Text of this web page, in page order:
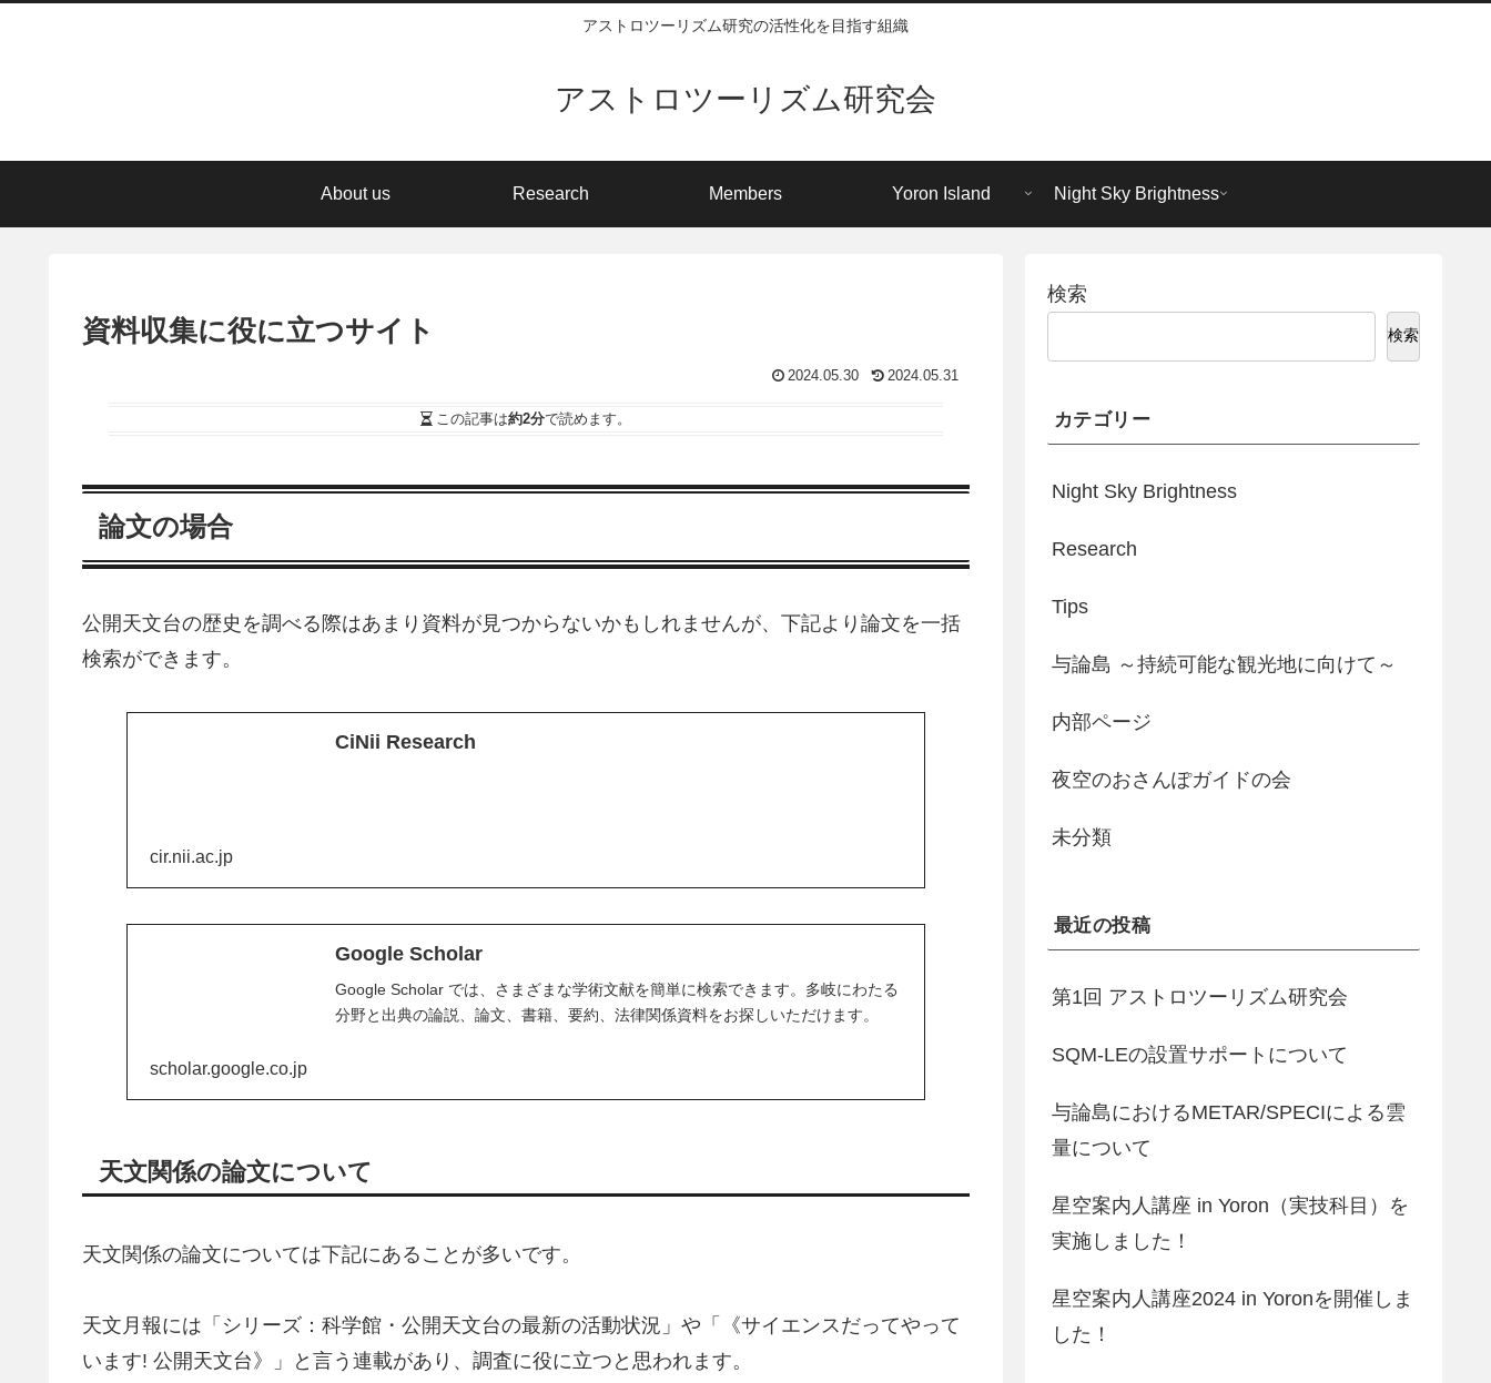
アストロツーリズム研究の活性化を目指す組織
アストロツーリズム研究会
About us Research Members Yoron Island Night Sky Brightness
資料収集に役に立つサイト
2024.05.30 2024.05.31
この記事は約2分で読めます。
論文の場合
公開天文台の歴史を調べる際はあまり資料が見つからないかもしれませんが、下記より論文を一括
検索ができます。
CiNii Research
cir.nii.ac.jp
Google Scholar
Google Scholar では、さまざまな学術文献を簡単に検索できます。多岐にわたる
分野と出典の論説、論文、書籍、要約、法律関係資料をお探しいただけます。
scholar.google.co.jp
天文関係の論文について
天文関係の論文については下記にあることが多いです。
天文月報には「シリーズ：科学館・公開天文台の最新の活動状況」や「《サイエンスだってやって
います! 公開天文台》」と言う連載があり、調査に役に立つと思われます。
検索
検索
カテゴリー
Night Sky Brightness
Research
Tips
与論島 ～持続可能な観光地に向けて～
内部ページ
夜空のおさんぽガイドの会
未分類
最近の投稿
第1回 アストロツーリズム研究会
SQM-LEの設置サポートについて
与論島におけるMETAR/SPECIによる雲
量について
星空案内人講座 in Yoron（実技科目）を
実施しました！
星空案内人講座2024 in Yoronを開催しま
した！